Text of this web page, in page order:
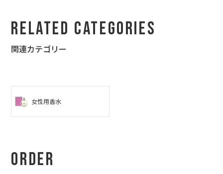
Related Categories
関連カテゴリー
女性用香水
Order